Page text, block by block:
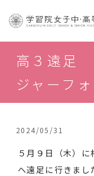
高３遠足
ジャーフ
2024/05/31
５月９日（木）
へ遠足に行きまし